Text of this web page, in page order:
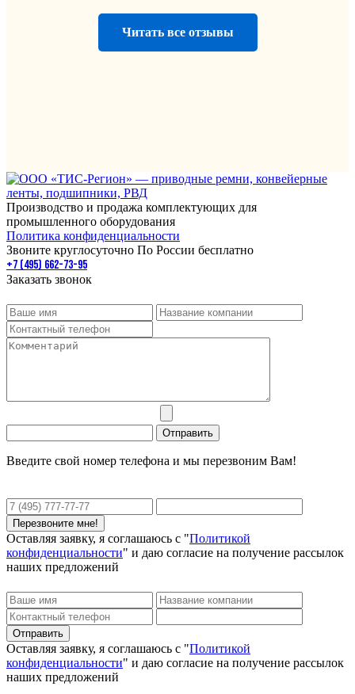
Читать все отзывы
Производство и продажа комплектующих для
промышленного оборудования
Политика конфиденциальности
Звоните круглосуточно По России бесплатно
+7 (495) 662-73-95
Заказать звонок
Введите свой номер телефона и мы перезвоним Вам!
Оставляя заявку, я соглашаюсь с "Политикой
конфиденциальности" и даю согласие на получение рассылок
наших предложений
Оставляя заявку, я соглашаюсь с "Политикой
конфиденциальности" и даю согласие на получение рассылок
наших предложений